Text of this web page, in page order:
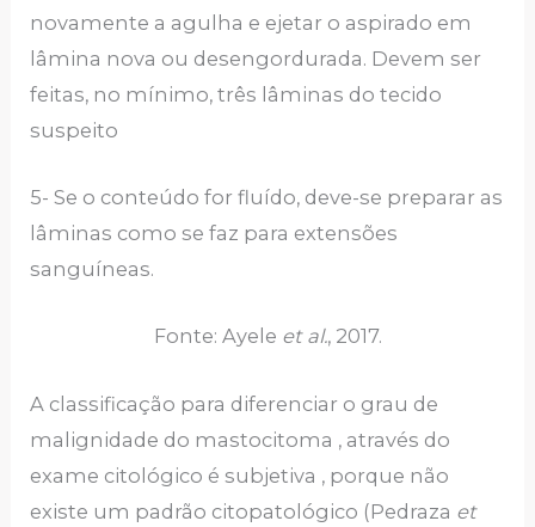
novamente a agulha e ejetar o aspirado em
lâmina nova ou desengordurada. Devem ser
feitas, no mínimo, três lâminas do tecido
suspeito
5- Se o conteúdo for fluído, deve-se preparar as
lâminas como se faz para extensões
sanguíneas.
Fonte: Ayele et al., 2017.
A classificação para diferenciar o grau de
malignidade do mastocitoma , através do
exame citológico é subjetiva , porque não
existe um padrão citopatológico (Pedraza et